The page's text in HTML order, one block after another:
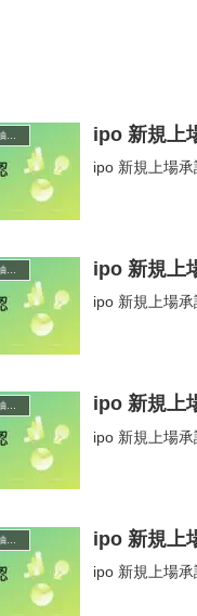
ipo新規上場承認、抽選情報 ipo 新規上
ipo 新規上場
ipo新規上場承認、抽選情報 ipo 新規上
ipo 新規上場
ipo 新規上
ipo 新規上場
ipo 新規上
ipo 新規上場